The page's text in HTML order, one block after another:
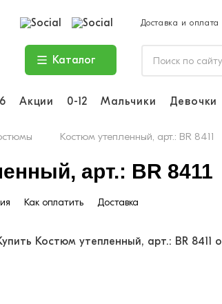
Доставка и оплата
Каталог
Акции 0-12 Мальчики Девочки
Костюм утепленный, арт.: BR 8411
арт.: BR 8411
Как оплатить Доставка